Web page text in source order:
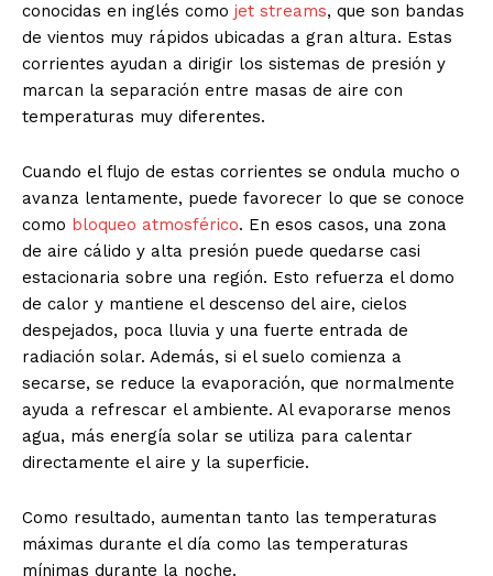
conocidas en inglés como jet streams, que son bandas
de vientos muy rápidos ubicadas a gran altura. Estas
corrientes ayudan a dirigir los sistemas de presión y
marcan la separación entre masas de aire con
temperaturas muy diferentes.
Cuando el flujo de estas corrientes se ondula mucho o
avanza lentamente, puede favorecer lo que se conoce
como bloqueo atmosférico. En esos casos, una zona
de aire cálido y alta presión puede quedarse casi
estacionaria sobre una región. Esto refuerza el domo
de calor y mantiene el descenso del aire, cielos
despejados, poca lluvia y una fuerte entrada de
radiación solar. Además, si el suelo comienza a
secarse, se reduce la evaporación, que normalmente
ayuda a refrescar el ambiente. Al evaporarse menos
agua, más energía solar se utiliza para calentar
directamente el aire y la superficie.
Como resultado, aumentan tanto las temperaturas
máximas durante el día como las temperaturas
mínimas durante la noche.